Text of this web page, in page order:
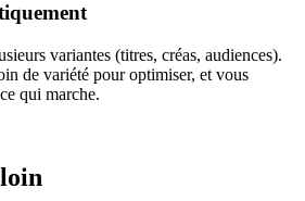
variantes (titres, créas, audiences).
de variété pour optimiser, et vous
qui marche.